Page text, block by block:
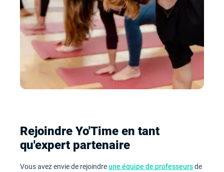
Rejoindre Yo'Time en tant
qu'expert partenaire
Vous avez envie de rejoindreune équipe de professeursde